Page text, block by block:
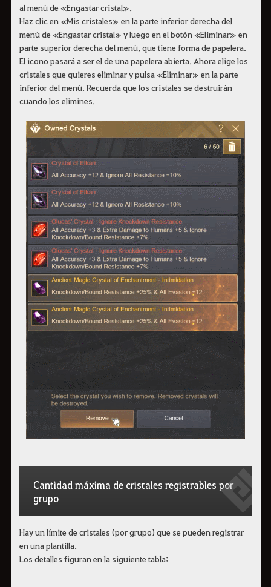
al menú de «Engastar cristal».
Haz clic en «Mis cristales» en la parte inferior derecha del
menú de «Engastar cristal» y luego en el botón «Eliminar» en
parte superior derecha del menú, que tiene forma de papelera.
El icono pasará a ser el de una papelera abierta. Ahora elige los
cristales que quieres eliminar y pulsa «Eliminar» en la parte
inferior del menú. Recuerda que los cristales se destruirán
cuando los elimines.
Cantidad máxima de cristales registrables por
grupo
Hay un límite de cristales (por grupo) que se pueden registrar
en una plantilla.
Los detalles figuran en la siguiente tabla: